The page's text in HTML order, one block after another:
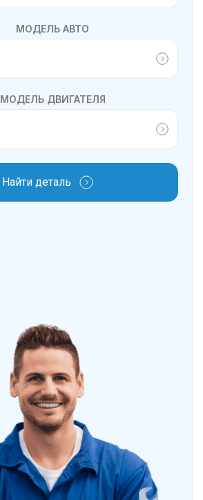
МОДЕЛЬ АВТО
МОДЕЛЬ ДВИГАТЕЛЯ
Найти деталь